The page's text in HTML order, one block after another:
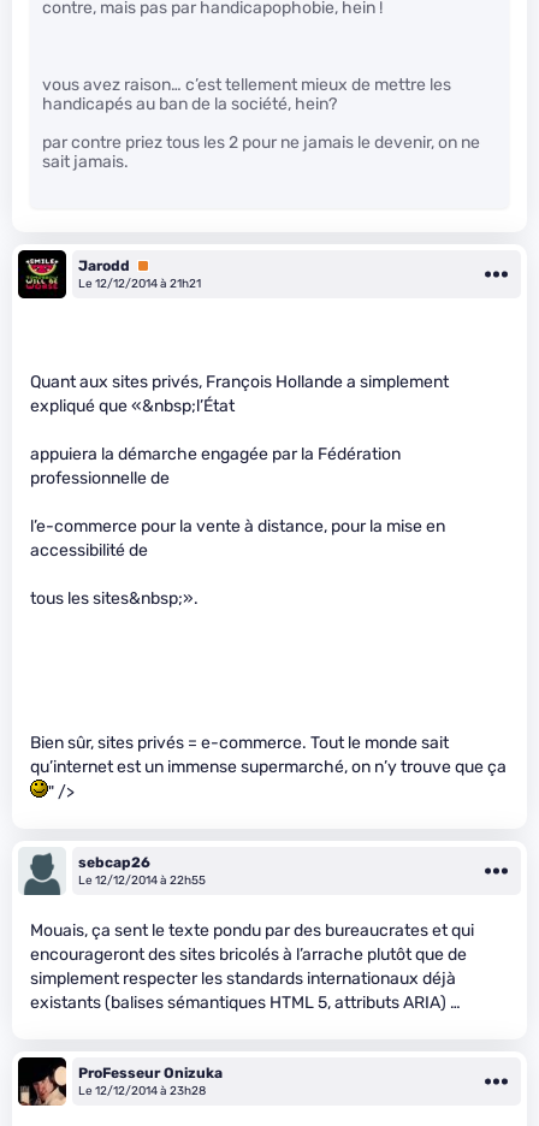
contre, mais pas par handicapophobie, hein !
vous avez raison… c’est tellement mieux de mettre les
handicapés au ban de la société, hein?
par contre priez tous les 2 pour ne jamais le devenir, on ne
sait jamais.
Jarodd
Premium
Le 12/12/2014 à 21h21
Quant aux sites privés, François Hollande a simplement
expliqué que «&nbsp;l’État
appuiera la démarche engagée par la Fédération
professionnelle de
l’e-commerce pour la vente à distance, pour la mise en
accessibilité de
tous les sites&nbsp;».
Bien sûr, sites privés = e-commerce. Tout le monde sait
qu’internet est un immense supermarché, on n’y trouve que ça
" />
sebcap26
Le 12/12/2014 à 22h55
Mouais, ça sent le texte pondu par des bureaucrates et qui
encourageront des sites bricolés à l’arrache plutôt que de
simplement respecter les standards internationaux déjà
existants (balises sémantiques HTML 5, attributs ARIA) …
ProFesseur Onizuka
Le 12/12/2014 à 23h28